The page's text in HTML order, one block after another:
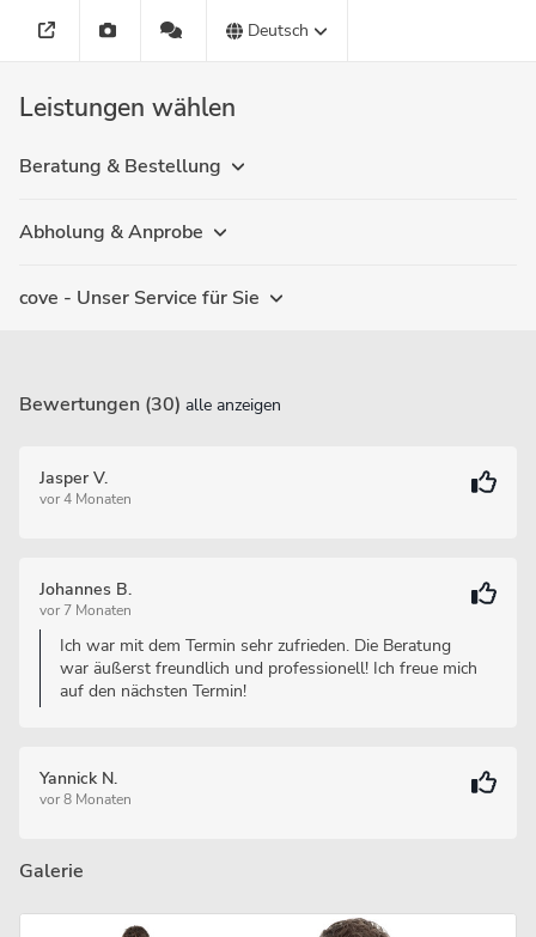
Deutsch
Leistungen wählen
Beratung & Bestellung
Abholung & Anprobe
cove - Unser Service für Sie
Bewertungen (30) alle anzeigen
Jasper V.
vor 4 Monaten
Johannes B.
vor 7 Monaten
Ich war mit dem Termin sehr zufrieden. Die Beratung
war äußerst freundlich und professionell! Ich freue mich
auf den nächsten Termin!
Yannick N.
vor 8 Monaten
Galerie